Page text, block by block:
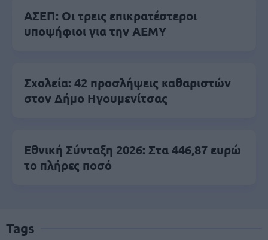
ΑΣΕΠ: Οι τρεις επικρατέστεροι
υποψήφιοι για την ΑΕΜΥ
Σχολεία: 42 προσλήψεις καθαριστών
στον Δήμο Ηγουμενίτσας
Εθνική Σύνταξη 2026: Στα 446,87 ευρώ
το πλήρες ποσό
Tags